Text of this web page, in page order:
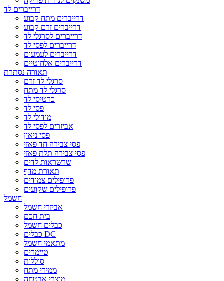
דרייברים לד
דרייברים מתח קבוע
דרייברים זרם קבוע
דרייברים לסרגלי לד
דרייברים לפסי לד
דרייברים לעמעום
דרייברים אלחוטיים
תאורה נסתרת
סרגלי לד זרם
סרגלי לד מתח
כרטיסי לד
פסי לד
מודולי לד
אביזרים לפסי לד
פסי ניאון
פסי צבירה חד פאזי
פסי צבירה תלת פאזי
שרשראות לדים
תאורת מדף
פרופילים צמודים
פרופילים שקועים
חשמל
אביזרי חשמל
בית חכם
כבלים חשמל
כבלים DC
מתאמי חשמל
טיימרים
סוללות
ממירי מתח